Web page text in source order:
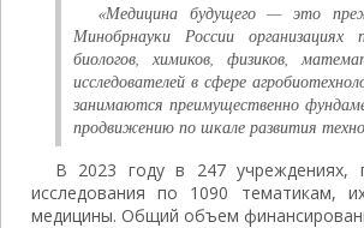
«Медицина будущего — это
Минобрнауки России организациях
биологов, химиков, физиков,
исследователей в сфере
занимаются преимущественно
продвижению по шкале развития
В 2023 году в 247 учреждениях,
исследования по 1090 тематикам,
медицины. Общий объем